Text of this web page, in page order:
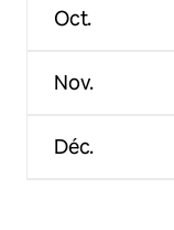
Oct.
Nov.
Déc.